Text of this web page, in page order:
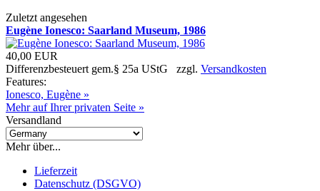
Zuletzt angesehen
Eugène Ionesco: Saarland Museum, 1986
40,00 EUR
Differenzbesteuert gem.§ 25a UStG zzgl. Versandkosten
Features:
Ionesco, Eugène »
Mehr auf Ihrer privaten Seite »
Versandland
Mehr über...
Lieferzeit
Datenschutz (DSGVO)